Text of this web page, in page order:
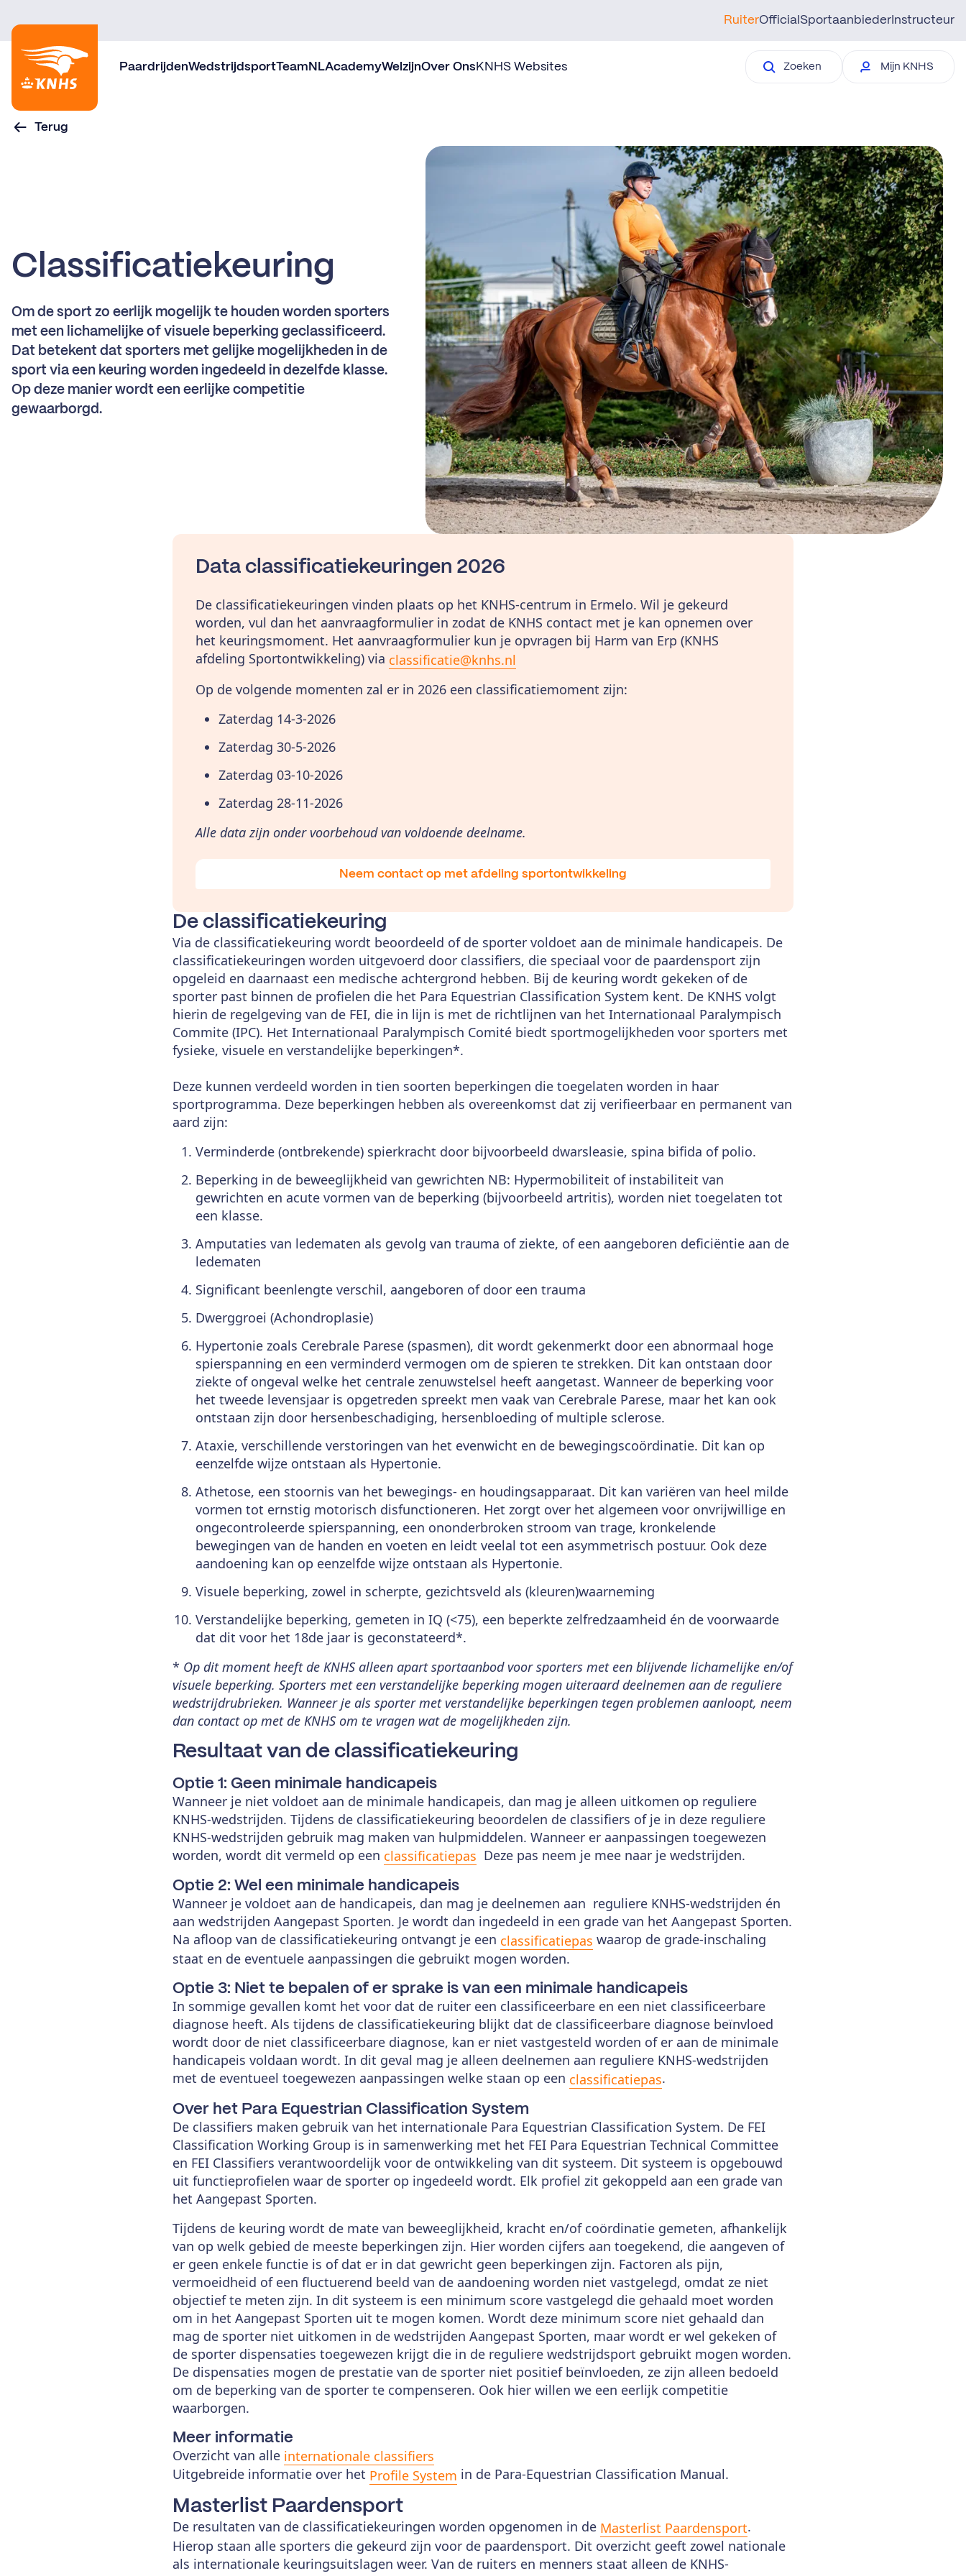
RuiterOfficial Sportaanbieder Instructeur
PaardrijdenWedstrijdsportTeamNLAcademyWelzijnOver OnsKNHS Websites Zoeken Mijn KNHS
Terug
Classificatiekeuring
Om de sport zo eerlijk mogelijk te houden worden sporters
met een lichamelijke of visuele beperking geclassificeerd.
Dat betekent dat sporters met gelijke mogelijkheden in de
sport via een keuring worden ingedeeld in dezelfde klasse.
Op deze manier wordt een eerlijke competitie
gewaarborgd.
Data classificatiekeuringen 2026
De classificatiekeuringen vinden plaats op het KNHS-centrum in Ermelo. Wil je gekeurd
worden, vul dan het aanvraagformulier in zodat de KNHS contact met je kan opnemen over
het keuringsmoment. Het aanvraagformulier kun je opvragen bij Harm van Erp (KNHS
afdeling Sportontwikkeling) via classificatie@knhs.nl
Op de volgende momenten zal er in 2026 een classificatiemoment zijn:
Zaterdag 14-3-2026
Zaterdag 30-5-2026
Zaterdag 03-10-2026
Zaterdag 28-11-2026
Alle data zijn onder voorbehoud van voldoende deelname.
Neem contact op met afdeling sportontwikkeling
De classificatiekeuring
Via de classificatiekeuring wordt beoordeeld of de sporter voldoet aan de minimale handicapeis. De
classificatiekeuringen worden uitgevoerd door classifiers, die speciaal voor de paardensport zijn
opgeleid en daarnaast een medische achtergrond hebben. Bij de keuring wordt gekeken of de
sporter past binnen de profielen die het Para Equestrian Classification System kent. De KNHS volgt
hierin de regelgeving van de FEI, die in lijn is met de richtlijnen van het Internationaal Paralympisch
Commite (IPC). Het Internationaal Paralympisch Comité biedt sportmogelijkheden voor sporters met
fysieke, visuele en verstandelijke beperkingen*.
Deze kunnen verdeeld worden in tien soorten beperkingen die toegelaten worden in haar
sportprogramma. Deze beperkingen hebben als overeenkomst dat zij verifieerbaar en permanent van
aard zijn:
Verminderde (ontbrekende) spierkracht door bijvoorbeeld dwarsleasie, spina bifida of polio.
Beperking in de beweeglijkheid van gewrichten NB: Hypermobiliteit of instabiliteit van
gewrichten en acute vormen van de beperking (bijvoorbeeld artritis), worden niet toegelaten tot
een klasse.
Amputaties van ledematen als gevolg van trauma of ziekte, of een aangeboren deficiëntie aan de
ledematen
Significant beenlengte verschil, aangeboren of door een trauma
Dwerggroei (Achondroplasie)
Hypertonie zoals Cerebrale Parese (spasmen), dit wordt gekenmerkt door een abnormaal hoge
spierspanning en een verminderd vermogen om de spieren te strekken. Dit kan ontstaan door
ziekte of ongeval welke het centrale zenuwstelsel heeft aangetast. Wanneer de beperking voor
het tweede levensjaar is opgetreden spreekt men vaak van Cerebrale Parese, maar het kan ook
ontstaan zijn door hersenbeschadiging, hersenbloeding of multiple sclerose.
Ataxie, verschillende verstoringen van het evenwicht en de bewegingscoördinatie. Dit kan op
eenzelfde wijze ontstaan als Hypertonie.
Athetose, een stoornis van het bewegings- en houdingsapparaat. Dit kan variëren van heel milde
vormen tot ernstig motorisch disfunctioneren. Het zorgt over het algemeen voor onvrijwillige en
ongecontroleerde spierspanning, een ononderbroken stroom van trage, kronkelende
bewegingen van de handen en voeten en leidt veelal tot een asymmetrisch postuur. Ook deze
aandoening kan op eenzelfde wijze ontstaan als Hypertonie.
Visuele beperking, zowel in scherpte, gezichtsveld als (kleuren)waarneming
Verstandelijke beperking, gemeten in IQ (<75), een beperkte zelfredzaamheid én de voorwaarde
dat dit voor het 18de jaar is geconstateerd*.
* Op dit moment heeft de KNHS alleen apart sportaanbod voor sporters met een blijvende lichamelijke en/of
visuele beperking. Sporters met een verstandelijke beperking mogen uiteraard deelnemen aan de reguliere
wedstrijdrubrieken. Wanneer je als sporter met verstandelijke beperkingen tegen problemen aanloopt, neem
dan contact op met de KNHS om te vragen wat de mogelijkheden zijn.
Resultaat van de classificatiekeuring
Optie 1: Geen minimale handicapeis
Wanneer je niet voldoet aan de minimale handicapeis, dan mag je alleen uitkomen op reguliere
KNHS-wedstrijden. Tijdens de classificatiekeuring beoordelen de classifiers of je in deze reguliere
KNHS-wedstrijden gebruik mag maken van hulpmiddelen. Wanneer er aanpassingen toegewezen
worden, wordt dit vermeld op een classificatiepas Deze pas neem je mee naar je wedstrijden.
Optie 2: Wel een minimale handicapeis
Wanneer je voldoet aan de handicapeis, dan mag je deelnemen aan reguliere KNHS-wedstrijden én
aan wedstrijden Aangepast Sporten. Je wordt dan ingedeeld in een grade van het Aangepast Sporten.
Na afloop van de classificatiekeuring ontvangt je een classificatiepas waarop de grade-inschaling
staat en de eventuele aanpassingen die gebruikt mogen worden.
Optie 3: Niet te bepalen of er sprake is van een minimale handicapeis
In sommige gevallen komt het voor dat de ruiter een classificeerbare en een niet classificeerbare
diagnose heeft. Als tijdens de classificatiekeuring blijkt dat de classificeerbare diagnose beïnvloed
wordt door de niet classificeerbare diagnose, kan er niet vastgesteld worden of er aan de minimale
handicapeis voldaan wordt. In dit geval mag je alleen deelnemen aan reguliere KNHS-wedstrijden
met de eventueel toegewezen aanpassingen welke staan op een classificatiepas.
Over het Para Equestrian Classification System
De classifiers maken gebruik van het internationale Para Equestrian Classification System. De FEI
Classification Working Group is in samenwerking met het FEI Para Equestrian Technical Committee
en FEI Classifiers verantwoordelijk voor de ontwikkeling van dit systeem. Dit systeem is opgebouwd
uit functieprofielen waar de sporter op ingedeeld wordt. Elk profiel zit gekoppeld aan een grade van
het Aangepast Sporten.
Tijdens de keuring wordt de mate van beweeglijkheid, kracht en/of coördinatie gemeten, afhankelijk
van op welk gebied de meeste beperkingen zijn. Hier worden cijfers aan toegekend, die aangeven of
er geen enkele functie is of dat er in dat gewricht geen beperkingen zijn. Factoren als pijn,
vermoeidheid of een fluctuerend beeld van de aandoening worden niet vastgelegd, omdat ze niet
objectief te meten zijn. In dit systeem is een minimum score vastgelegd die gehaald moet worden
om in het Aangepast Sporten uit te mogen komen. Wordt deze minimum score niet gehaald dan
mag de sporter niet uitkomen in de wedstrijden Aangepast Sporten, maar wordt er wel gekeken of
de sporter dispensaties toegewezen krijgt die in de reguliere wedstrijdsport gebruikt mogen worden.
De dispensaties mogen de prestatie van de sporter niet positief beïnvloeden, ze zijn alleen bedoeld
om de beperking van de sporter te compenseren. Ook hier willen we een eerlijk competitie
waarborgen.
Meer informatie
Overzicht van alle internationale classifiers
Uitgebreide informatie over het Profile System in de Para-Equestrian Classification Manual.
Masterlist Paardensport
De resultaten van de classificatiekeuringen worden opgenomen in de Masterlist Paardensport.
Hierop staan alle sporters die gekeurd zijn voor de paardensport. Dit overzicht geeft zowel nationale
als internationale keuringsuitslagen weer. Van de ruiters en menners staat alleen de KNHS-